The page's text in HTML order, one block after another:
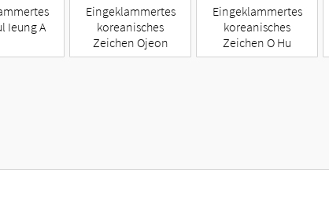
Ieung A
Eingeklammertes
koreanisches
Zeichen Ojeon
Eingeklammertes
koreanisches
Zeichen O Hu